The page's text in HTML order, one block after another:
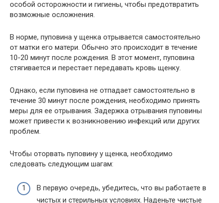
особой осторожности и гигиены, чтобы предотвратить
возможные осложнения.
В норме, пуповина у щенка отрывается самостоятельно
от матки его матери. Обычно это происходит в течение
10-20 минут после рождения. В этот момент, пуповина
стягивается и перестает передавать кровь щенку.
Однако, если пуповина не отпадает самостоятельно в
течение 30 минут после рождения, необходимо принять
меры для ее отрывания. Задержка отрывания пуповины
может привести к возникновению инфекций или других
проблем.
Чтобы оторвать пуповину у щенка, необходимо
следовать следующим шагам:
В первую очередь, убедитесь, что вы работаете в
чистых и стерильных условиях. Наденьте чистые